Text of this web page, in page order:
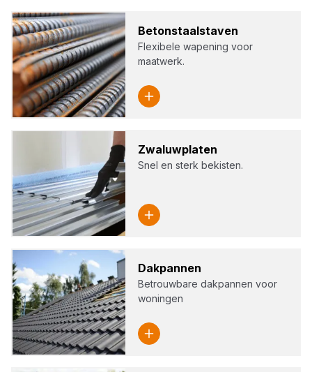
Beton­staal­sta­ven
Flexibele wapening voor
maatwerk.
Zwa­luw­pla­ten
Snel en sterk bekisten.
Dak­pan­nen
Betrouwbare dakpannen voor
woningen